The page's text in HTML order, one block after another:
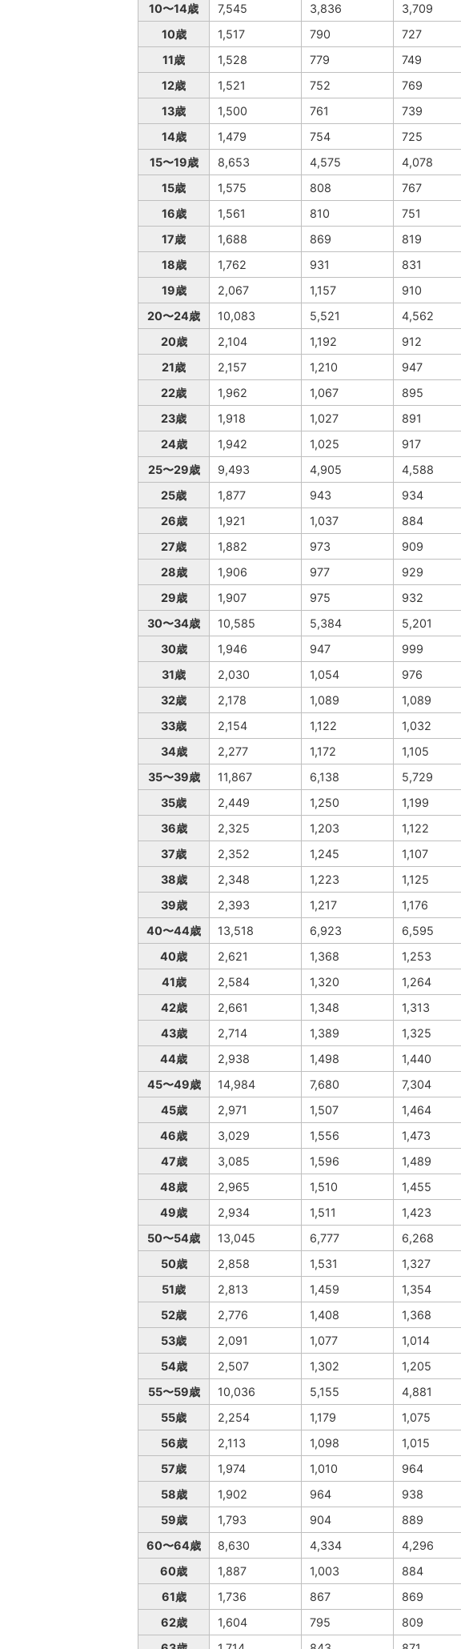
10〜14歳
7,545 3,836
3,709
10歳
1,517 790
727
11歳
1,528 779
749
12歳
1,521 752
769
13歳
1,500 761
739
14歳
1,479 754
725
15〜19歳
8,653 4,575
4,078
15歳
1,575 808
767
16歳
1,561 810
751
17歳
1,688 869
819
18歳
1,762 931
831
19歳
2,067 1,157
910
20〜24歳
10,083 5,521
4,562
20歳
2,104 1,192
912
21歳
2,157 1,210
947
22歳
1,962 1,067
895
23歳
1,918 1,027
891
24歳
1,942 1,025
917
25〜29歳
9,493 4,905
4,588
25歳
1,877 943
934
26歳
1,921 1,037
884
27歳
1,882 973
909
28歳
1,906 977
929
29歳
1,907 975
932
30〜34歳
10,585 5,384
5,201
30歳
1,946 947
999
31歳
2,030 1,054
976
32歳
2,178 1,089
1,089
33歳
2,154 1,122
1,032
34歳
2,277 1,172
1,105
35〜39歳
11,867 6,138
5,729
35歳
2,449 1,250
1,199
36歳
2,325 1,203
1,122
37歳
2,352 1,245
1,107
38歳
2,348 1,223
1,125
39歳
2,393 1,217
1,176
40〜44歳
13,518 6,923
6,595
40歳
2,621 1,368
1,253
41歳
2,584 1,320
1,264
42歳
2,661 1,348
1,313
43歳
2,714 1,389
1,325
44歳
2,938 1,498
1,440
45〜49歳
14,984 7,680
7,304
45歳
2,971 1,507
1,464
46歳
3,029 1,556
1,473
47歳
3,085 1,596
1,489
48歳
2,965 1,510
1,455
49歳
2,934 1,511
1,423
50〜54歳
13,045 6,777
6,268
50歳
2,858 1,531
1,327
51歳
2,813 1,459
1,354
52歳
2,776 1,408
1,368
53歳
2,091 1,077
1,014
54歳
2,507 1,302
1,205
55〜59歳
10,036 5,155
4,881
55歳
2,254 1,179
1,075
56歳
2,113 1,098
1,015
57歳
1,974 1,010
964
58歳
1,902 964
938
59歳
1,793 904
889
60〜64歳
8,630 4,334
4,296
60歳
1,887 1,003
884
61歳
1,736 867
869
62歳
1,604 795
809